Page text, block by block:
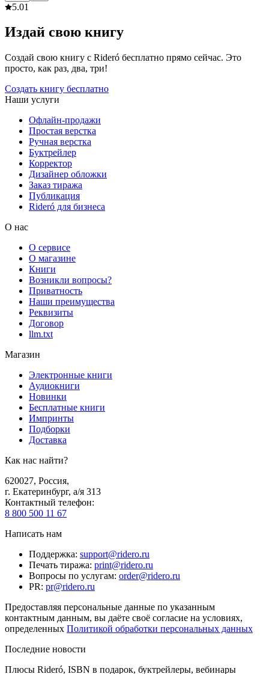
5.01
Издай свою книгу
Создай свою книгу с Rideró бесплатно прямо сейчас. Это
просто, как раз, два, три!
Создать книгу бесплатно
Наши услуги
Офлайн-продажи
Простая верстка
Ручная верстка
Буктрейлер
Корректор
Дизайнер обложки
Заказ тиража
Публикация
Rideró для бизнеса
О нас
О сервисе
О магазине
Книги
Возникли вопросы?
Приватность
Наши преимущества
Реквизиты
Договор
llm.txt
Магазин
Электронные книги
Аудиокниги
Новинки
Бесплатные книги
Импринты
Подборки
Доставка
Как нас найти?
620027, Россия,
г. Екатеринбург, а/я 313
Контактный телефон:
8 800 500 11 67
Написать нам
Поддержка: support@ridero.ru
Печать тиража: print@ridero.ru
Вопросы по услугам: order@ridero.ru
PR: pr@ridero.ru
Предоставляя персональные данные по указанным
контактным данным, вы даёте своё согласие на условиях,
определенных Политикой обработки персональных данных
Последние новости
Плюсы Rideró, ISBN в подарок, буктрейлеры, вебинары